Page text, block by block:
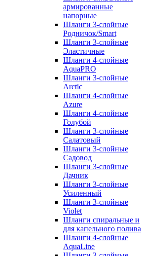
армированные
напорные
Шланги 3-слойные
Родничок/Smart
Шланги 3-слойные
Эластичные
Шланги 4-слойные
AquaPRO
Шланги 3-слойные
Arctic
Шланги 4-слойные
Azure
Шланги 4-слойные
Голубой
Шланги 3-слойные
Салатовый
Шланги 3-слойные
Садовод
Шланги 3-слойные
Дачник
Шланги 3-слойные
Усиленный
Шланги 3-слойные
Violet
Шланги спиральные и
для капельного полива
Шланги 4-слойные
AquaLine